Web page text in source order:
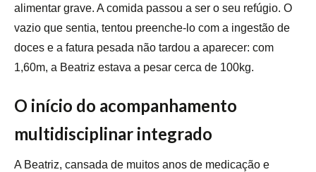
alimentar grave. A comida passou a ser o seu refúgio. O
vazio que sentia, tentou preenche-lo com a ingestão de
doces e a fatura pesada não tardou a aparecer: com
1,60m, a Beatriz estava a pesar cerca de 100kg.
O início do acompanhamento
multidisciplinar integrado
A Beatriz, cansada de muitos anos de medicação e